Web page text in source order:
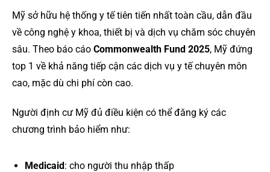
Mỹ sở hữu hệ thống y tế tiên tiến nhất toàn cầu, dẫn đầu
về công nghệ y khoa, thiết bị và dịch vụ chăm sóc chuyên
sâu. Theo báo cáo Commonwealth Fund 2025, Mỹ đứng
top 1 về khả năng tiếp cận các dịch vụ y tế chuyên môn
cao, mặc dù chi phí còn cao.
Người định cư Mỹ đủ điều kiện có thể đăng ký các
chương trình bảo hiểm như:
Medicaid: cho người thu nhập thấp